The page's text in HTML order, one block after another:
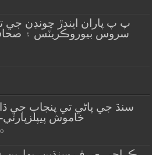
پ پ پاران ايندڙ چونڊن جي
سروس بيوروڪريٽس ۽
سنڌ جي پاڻي تي پنجاب جي
خاموش